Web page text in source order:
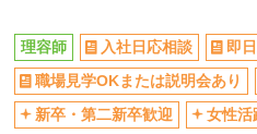
理容師 入社日応相談
即
職場見学OKまたは説明会あり
新卒・第二新卒歓迎
女性活